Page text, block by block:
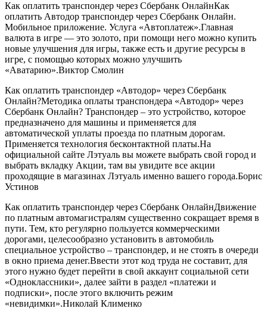
Как оплатить транспондер через Сбербанк ОнлайнКак
оплатить Автодор транспондер через Сбербанк Онлайн.
Мобильное приложение. Услуга «Автоплатеж».Главная
валюта в игре — это золото, при помощи него можно купить
новые улучшения для игры, также есть и другие ресурсы в
игре, с помощью которых можно улучшить
«Аватарию».Виктор Смолин
Как оплатить транспондер «Автодор» через Сбербанк
Онлайн?Методика оплаты транспондера «Автодор» через
Сбербанк Онлайн? Транспондер – это устройство, которое
предназначено для машины и применяется для
автоматической уплаты проезда по платным дорогам.
Применяется технология бесконтактной платы.На
официальной сайте Лэтуаль вы можете выбрать свой город и
выбрать вкладку Акции, там вы увидите все акции
проходящие в магазинах Лэтуаль именно вашего города.Борис
Устинов
Как оплатить транспондер через Сбербанк ОнлайнДвижение
по платным автомагистралям существенно сокращает время в
пути. Тем, кто регулярно пользуется коммерческими
дорогами, целесообразно установить в автомобиль
специальное устройство – транспондер, и не стоять в очереди
в окно приема денег.Ввести этот код труда не составит, для
этого нужно будет перейти в свой аккаунт социальной сети
«Одноклассники», далее зайти в раздел «платежи и
подписки», после этого включить режим
«невидимки».Николай Клименко